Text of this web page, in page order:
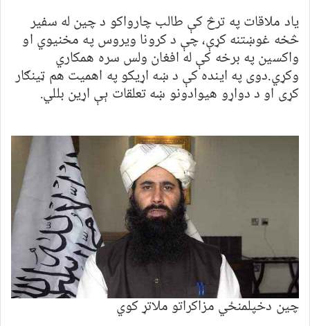
یاد ملاقات په ترڅ کې طالب چارواکو د چین له سفیر
څخه غوښتنه کړې، چې د کرونا ویروس په مخنیوي او
واکسین په برخه کې له افغان ولس سره همکاري
وکړي.دوی په اینده کې د ښه اړیکو په اهمیت هم ټينګار
کړی او د دواړو هیوادونو ښه تعلقات ېې اړین بللي.
چین دخپلمنځي مزاکراتو ملاتړ کوي